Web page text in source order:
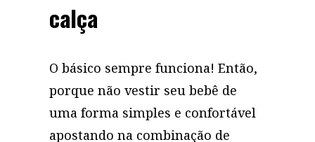
calça
O básico sempre funciona! Então,
porque não vestir seu bebê de
uma forma simples e confortável
apostando na combinação de